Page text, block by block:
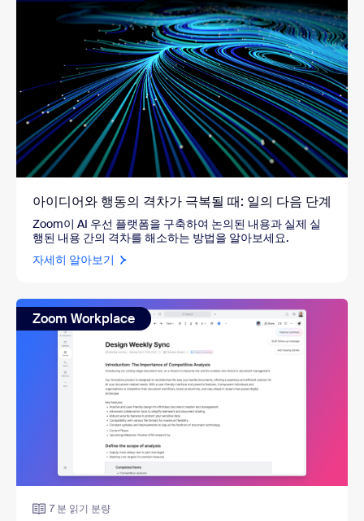
아이디어와 행동의 격차가 극복될 때: 일의 다음 단계
Zoom이 AI 우선 플랫폼을 구축하여 논의된 내용과 실제 실
행된 내용 간의 격차를 해소하는 방법을 알아보세요.
자세히 알아보기
Zoom Workplace
7 분 읽기 분량